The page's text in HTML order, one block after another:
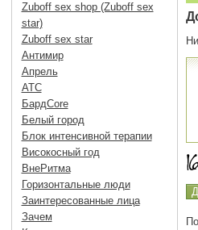
Zuboff sex shop (Zuboff sex
star)
Zuboff sex star
Антимир
Апрель
АТС
БардCore
Белый город
Блок интенсивной терапии
Високосный год
ВнеРитма
Горизонтальные люди
Заинтересованные лица
Зачем